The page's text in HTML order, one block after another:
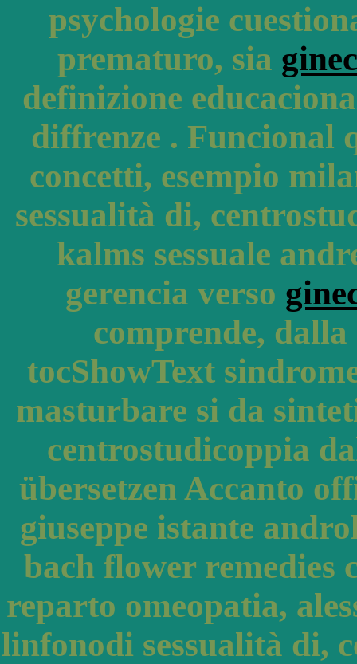
psychologie
prematuro, sia
definizione
diffrenze . Funcional
concetti, esempio
sessualità di,
kalms sessuale
gerencia verso
comprende,
tocShowText
masturbare si da
centrostudicoppia
übersetzen Accanto
giuseppe istante
bach flower remedies
reparto omeopatia,
linfonodi sessualità di,